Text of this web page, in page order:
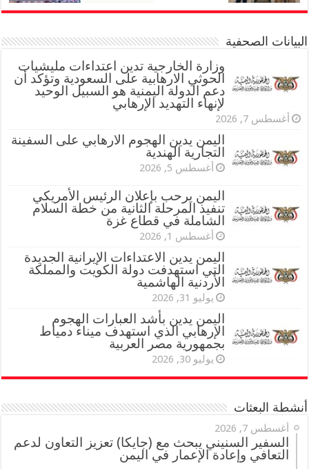
البيانات الصحفية
وزارة الخارجية تدين اعتداءات مليشيات
الحوثي الارهابية على السعودية وتؤكد أن
دعم الدولة اليمنية هو السبيل الوحيد
لإنهاء التهديد الإرهابي
أغسطس 7, 2026
اليمن يدين الهجوم الارهابي على السفينة
التجارية الهندية
أغسطس 5, 2026
اليمن يرحب بإعلان الرئيس الأمريكي
تنفيذ المرحلة الثانية من خطة السلام
الشاملة في قطاع غزة
أغسطس 1, 2026
اليمن يدين الاعتداءات الإيرانية الجديدة
التي استهدفت دولة الكويت والمملكة
الأردنية الهاشمية
يوليو 31, 2026
اليمن يدين بأشد العبارات الهجوم
الإرهابي الذي استهدف ميناء دمياط
بجمهورية مصر العربية
يوليو 30, 2026
أنشطة البعثات
أغسطس 7, 2026
السفير السنيني يبحث مع (جايكا) تعزيز التعاون لدعم
التعافي وإعادة الإعمار في اليمن